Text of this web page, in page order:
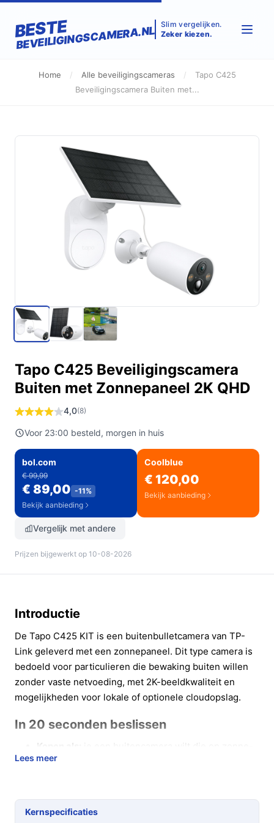
BESTE
BEVEILIGINGSCAMERA.NL Slim vergelijken.
Zeker kiezen.
Home / Alle beveiligingscameras /
Tapo C425
Beveiligingscamera Buiten met...
Tapo C425 Beveiligingscamera
Buiten met Zonnepaneel 2K QHD
4,0(8)
Voor 23:00 besteld, morgen in huis
bol.com
€ 99,99
€ 89,00 -11%
Bekijk aanbieding
Coolblue
€ 120,00
Bekijk aanbieding
Vergelijk met andere
Prijzen bijgewerkt op 10-08-2026
Introductie
De Tapo C425 KIT is een buitenbulletcamera van TP-
Link geleverd met een zonnepaneel. Dit type camera is
bedoeld voor particulieren die bewaking buiten willen
zonder vaste netvoeding, met 2K-beeldkwaliteit en
mogelijkheden voor lokale of optionele cloudopslag.
In 20 seconden beslissen
Kopen als:
je een buitencamera wilt die op zonne-
energie werkt, 2K (4MP) beeld biedt en
continu netstroom of als je geen geschikte plek
Lees meer
Kernspecificaties